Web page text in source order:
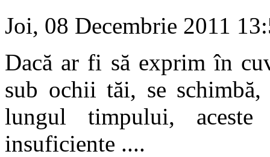
Joi, 08 Decembrie 2011
Dacă ar fi să exprim în
sub ochii tăi, se schimbă,
lungul timpului,
insuficiente ....